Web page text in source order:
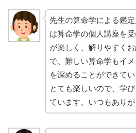
先生の算命学による鑑
は算命学の個人講座を
が楽しく、解りやすく
で、難しい算命学もイ
を深めることができて
とても楽しいので、学
ています。いつもありが